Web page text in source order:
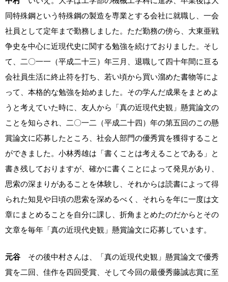
同特殊鋼という特殊鋼の製造を専業とする会社に就職し、一会
社員として定年まで勤務しました。ただ勤務の傍ら、大東亜戦
争史を中心に近現代史に関する勉強を続けておりました。そし
て、二〇一一（平成二十三）年三月、退職して四十年間に亘る
会社員生活に終止符を打ち、若い頃から買い溜めた書物等によ
って、本格的な勉強を始めました。その学んだ成果をまとめよ
うと考えていた時に、友人から「真の近現代史観」懸賞論文の
ことを知らされ、二〇一二（平成二十四）年の第五回のこの懸
賞論文に応募したところ、社会人部門の優秀賞を獲得すること
ができました。小林秀雄は「書くことは考えることである」と
書き残しておりますが、確かに書くことによって発見があり、
思索の深まりがあることを体験し、それからは読書によって得
られた知見や日頃の思索を深めるべく、それらを年に一度は文
章にまとめることを自分に課し、折角まとめたのだからとその
文章を毎年「真の近現代史観」懸賞論文に応募しています。
元谷 その後中村さんは、「真の近現代史観」懸賞論文で優秀
賞を二回、佳作を四回受賞、そして今回の最優秀藤誠志賞に至